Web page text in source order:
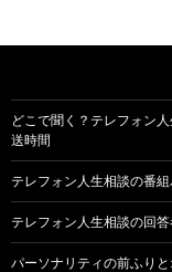
どこで聞く？テレフォン
送時間
テレフォン人生相談の番
テレフォン人生相談の回
パーソナリティの前ふり